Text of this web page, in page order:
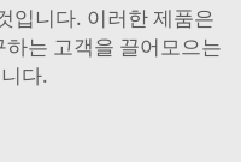
입니다. 이러한 제품은
는 고객을 끌어모으는
다.